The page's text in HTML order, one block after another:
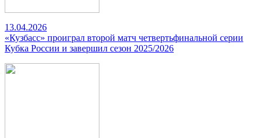
13.04.2026
«Кузбасс» проиграл второй матч четвертьфинальной серии
Кубка России и завершил сезон 2025/2026